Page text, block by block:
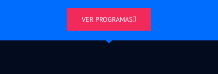
VER PROGRAMAS